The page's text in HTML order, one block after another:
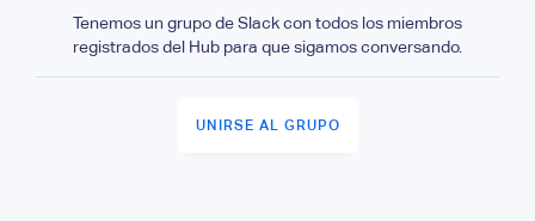
Tenemos un grupo de Slack con todos los miembros
registrados del Hub para que sigamos conversando.
UNIRSE AL GRUPO